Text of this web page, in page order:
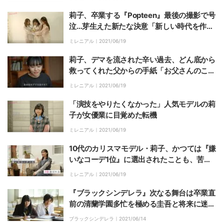
莉子、卒業する『Popteen』最後の撮影で号
泣…芽生えた新たな決意「新しい時代を作る
人になりたい」
ミレニアル｜ 2021/06/19
莉子、デマを流された辛い過去、どん底から
救ってくれた父からの手紙「お父さんのこと
大嫌いだった」
ミレニアル｜ 2021/06/19
「演技をやりたくなかった」人気モデルの莉
子が女優業に目覚めた転機
ミレニアル｜ 2021/06/19
10代のカリスマモデル・莉子、かつては『嫌
いなコーデ1位』に選出されたことも、苦し
んだ時期を明かす
ミレニアル｜ 2021/06/19
『ブラックシンデレラ』次なる舞台は卒業直
前の清蘭学園多忙を極める圭吾と将来に迷う
愛波がすれ違い？
ブラックシンデレラ｜ 2021/06/14